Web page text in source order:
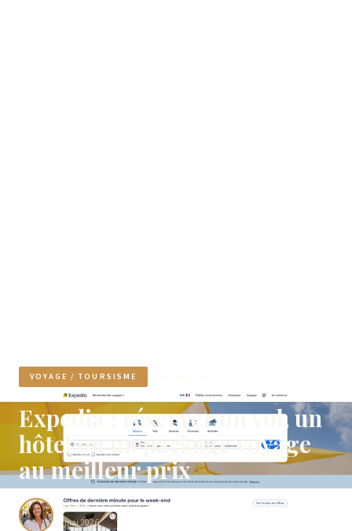
VOYAGE / TOURSISME
Expedia : réserver un vol, un
hôtel ou un package voyage
au meilleur prix
Isabelle
17 mai 2026